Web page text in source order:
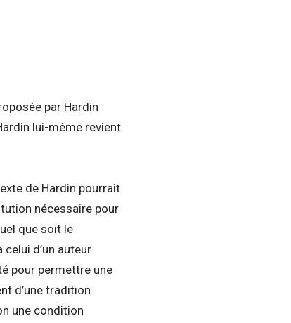
par Hardin
lui-même revient
de Hardin pourrait
nécessaire pour
que soit le
d’un auteur
pour permettre une
d’une tradition
une condition